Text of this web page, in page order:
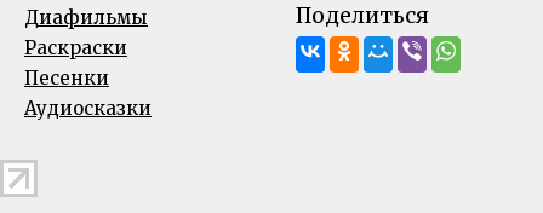
Диафильмы
Раскраски
Песенки
Аудиосказки
Поделиться